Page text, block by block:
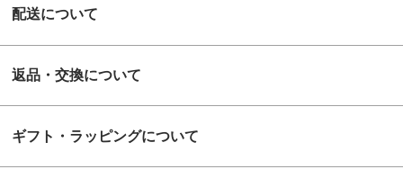
配送について
返品・交換について
ギフト・ラッピングについて